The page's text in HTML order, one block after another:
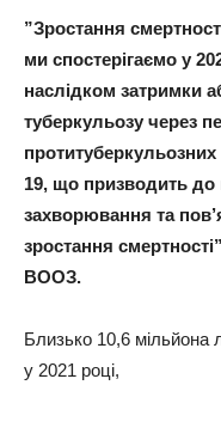
​”Зростання
ми спостерігаємо у
наслідком затримки
туберкульозу через
протитуберкульозних
19, що призводить до
захворювання та
зростання
ВООЗ.
​Близько 10,6 мільйона
у 2021 році,